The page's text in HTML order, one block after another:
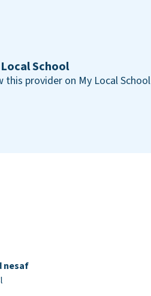
School
this provider on My Local School
nesaf